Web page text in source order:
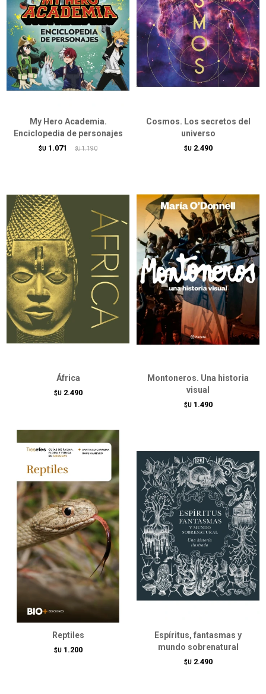
My Hero Academia.
Enciclopedia de personajes
$U 1.071 $U 1.190
Cosmos. Los secretos del
universo
$U 2.490
África
$U 2.490
Montoneros. Una historia
visual
$U 1.490
Reptiles
$U 1.200
Espíritus, fantasmas y
mundo sobrenatural
$U 2.490